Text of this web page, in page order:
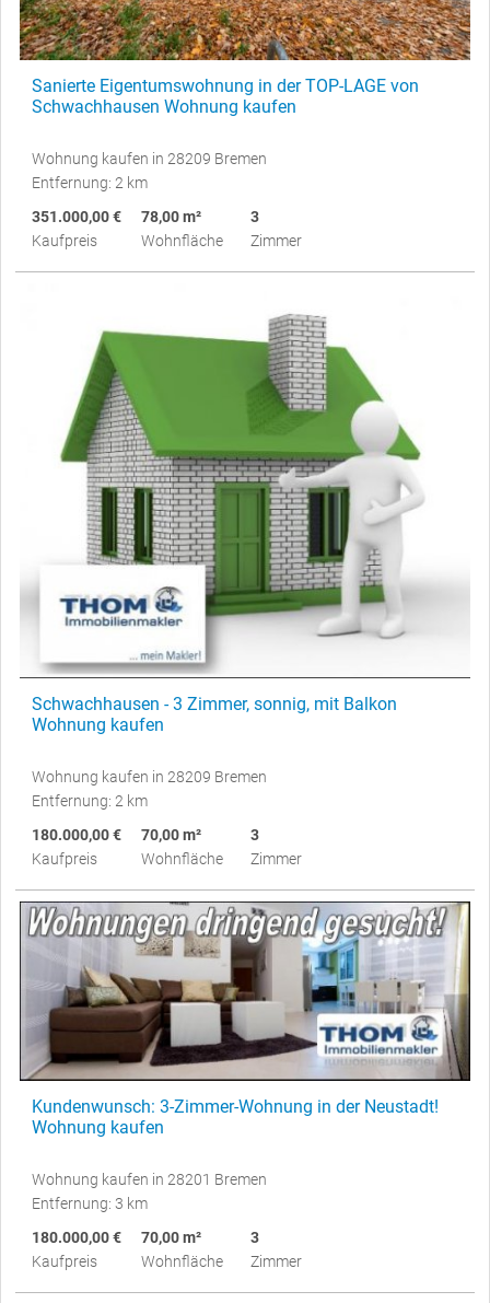
Sanierte Eigentumswohnung in der TOP-LAGE von
Schwachhausen Wohnung kaufen
Wohnung kaufen in 28209 Bremen
Entfernung: 2 km
351.000,00 €
Kaufpreis
78,00 m²
Wohnfläche
3
Zimmer
Schwachhausen - 3 Zimmer, sonnig, mit Balkon
Wohnung kaufen
Wohnung kaufen in 28209 Bremen
Entfernung: 2 km
180.000,00 €
Kaufpreis
70,00 m²
Wohnfläche
3
Zimmer
Kundenwunsch: 3-Zimmer-Wohnung in der Neustadt!
Wohnung kaufen
Wohnung kaufen in 28201 Bremen
Entfernung: 3 km
180.000,00 €
Kaufpreis
70,00 m²
Wohnfläche
3
Zimmer